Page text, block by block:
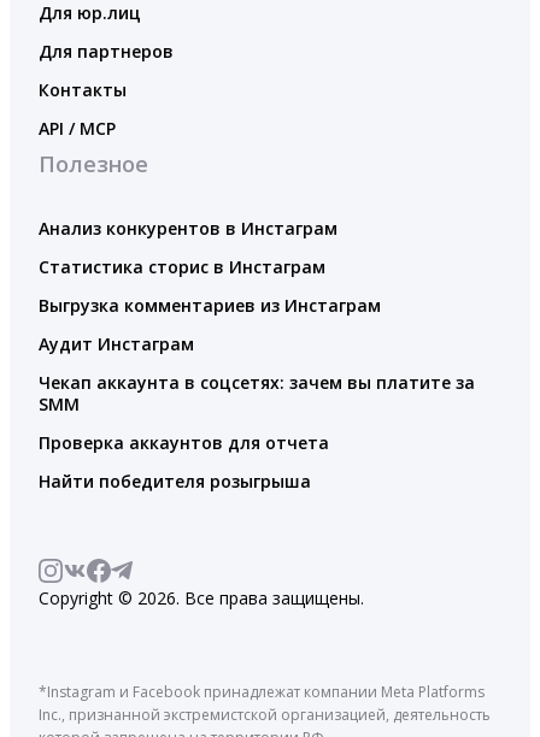
Для юр.лиц
Для партнеров
Контакты
API / MCP
Полезное
Анализ конкурентов в Инстаграм
Статистика сторис в Инстаграм
Выгрузка комментариев из Инстаграм
Аудит Инстаграм
Чекап аккаунта в соцсетях: зачем вы платите за
SMM
Проверка аккаунтов для отчета
Найти победителя розыгрыша
Copyright © 2026. Все права защищены.
*Instagram и Facebook принадлежат компании Meta Platforms
Inc., признанной экстремистской организацией, деятельность